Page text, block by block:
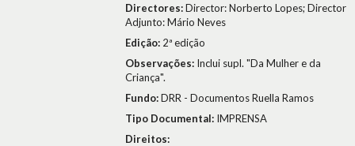
Directores:Director: Norberto Lopes; Director
Adjunto: Mário Neves
Edição: 2ª edição
Observações: Inclui supl. "Da Mulher e da
Criança".
Fundo:DRR - Documentos Ruella Ramos
Tipo Documental: IMPRENSA
Direitos: